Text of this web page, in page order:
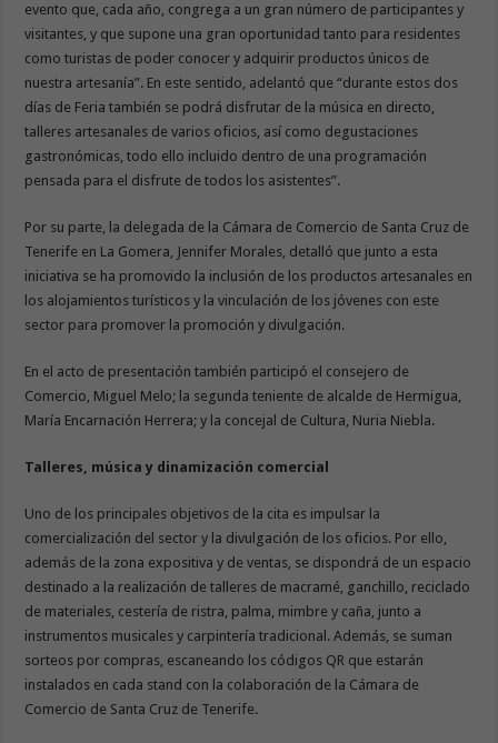
evento que, cada año, congrega a un gran número de participantes y
visitantes, y que supone una gran oportunidad tanto para residentes
como turistas de poder conocer y adquirir productos únicos de
nuestra artesanía”. En este sentido, adelantó que “durante estos dos
días de Feria también se podrá disfrutar de la música en directo,
talleres artesanales de varios oficios, así como degustaciones
gastronómicas, todo ello incluido dentro de una programación
pensada para el disfrute de todos los asistentes”.
Por su parte, la delegada de la Cámara de Comercio de Santa Cruz de
Tenerife en La Gomera, Jennifer Morales, detalló que junto a esta
iniciativa se ha promovido la inclusión de los productos artesanales en
los alojamientos turísticos y la vinculación de los jóvenes con este
sector para promover la promoción y divulgación.
En el acto de presentación también participó el consejero de
Comercio, Miguel Melo; la segunda teniente de alcalde de Hermigua,
María Encarnación Herrera; y la concejal de Cultura, Nuria Niebla.
Talleres, música y dinamización comercial
Uno de los principales objetivos de la cita es impulsar la
comercialización del sector y la divulgación de los oficios. Por ello,
además de la zona expositiva y de ventas, se dispondrá de un espacio
destinado a la realización de talleres de macramé, ganchillo, reciclado
de materiales, cestería de ristra, palma, mimbre y caña, junto a
instrumentos musicales y carpintería tradicional. Además, se suman
sorteos por compras, escaneando los códigos QR que estarán
instalados en cada stand con la colaboración de la Cámara de
Comercio de Santa Cruz de Tenerife.